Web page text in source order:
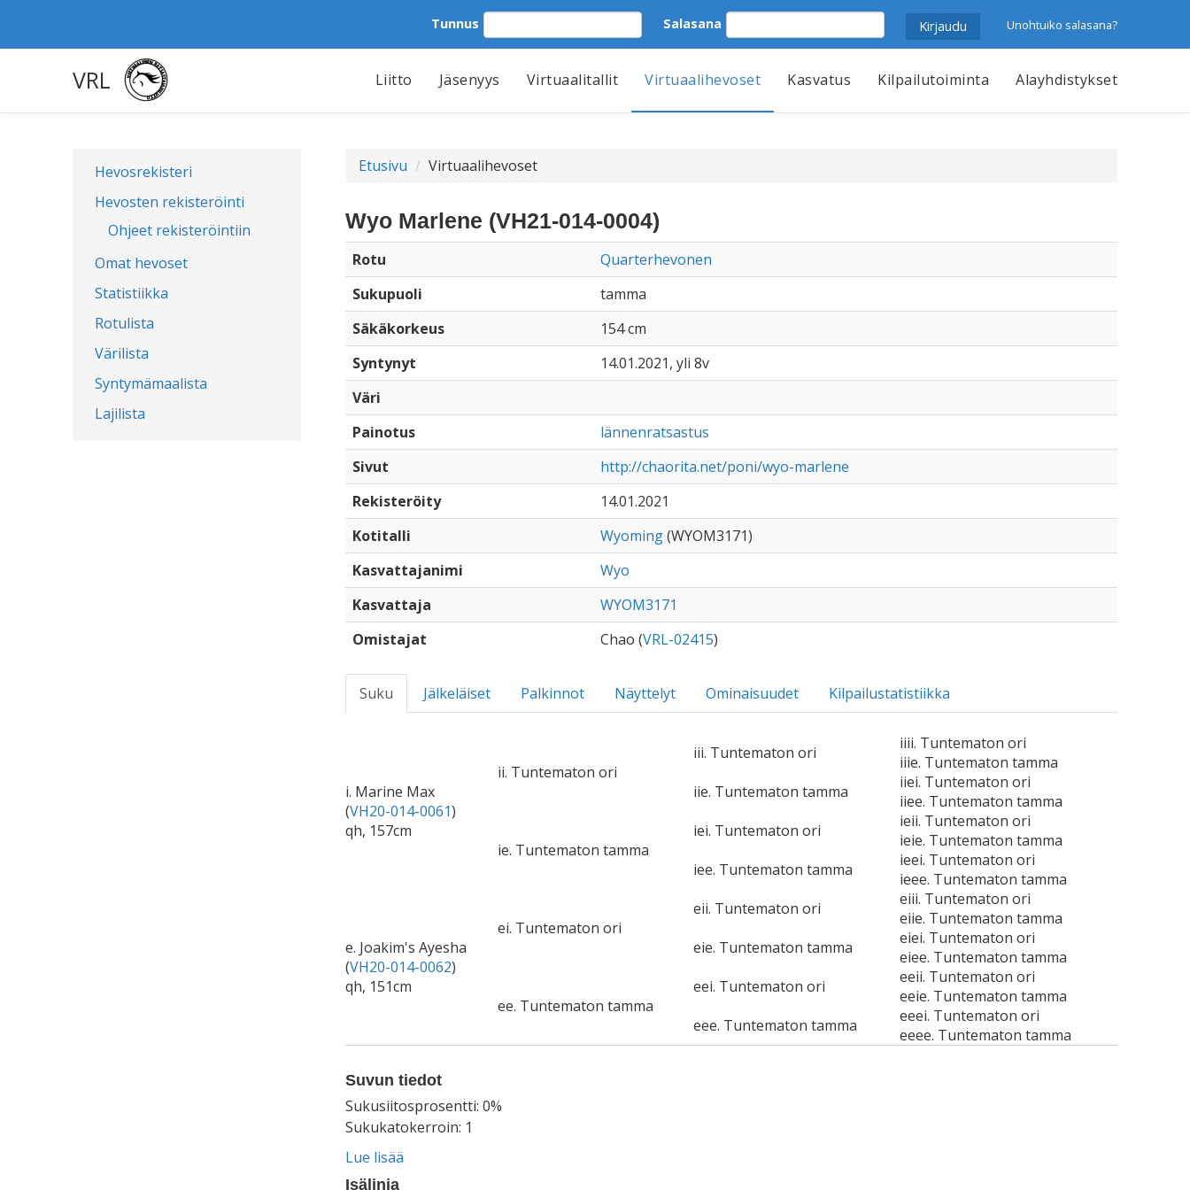
Tunnus Salasana Unohtuiko salasana?
VRL Liitto Jäsenyys Virtuaalitallit Virtuaalihevoset Kasvatus Kilpailutoiminta Alayhdistykset
Hevosrekisteri
Hevosten rekisteröinti
Ohjeet rekisteröintiin
Omat hevoset
Statistiikka
Rotulista
Värilista
Syntymämaalista
Lajilista
Etusivu Virtuaalihevoset
Wyo Marlene (VH21-014-0004)
Rotu
Quarterhevonen
Sukupuoli
tamma
Säkäkorkeus
154 cm
Syntynyt
14.01.2021, yli 8v
Väri
Painotus
lännenratsastus
Sivut
http://chaorita.net/poni/wyo-marlene
Rekisteröity
14.01.2021
Kotitalli
Wyoming(WYOM3171)
Kasvattajanimi
Wyo
Kasvattaja
WYOM3171
Omistajat
Chao (VRL-02415)
Suku Jälkeläiset Palkinnot Näyttelyt Ominaisuudet Kilpailustatistiikka
i. Marine Max
(VH20-014-0061)
qh, 157cm
ii. Tuntematon ori
iii. Tuntematon ori
iiii. Tuntematon ori
iiie. Tuntematon tamma
iie. Tuntematon tamma
iiei. Tuntematon ori
iiee. Tuntematon tamma
ie. Tuntematon tamma
iei. Tuntematon ori
ieii. Tuntematon ori
ieie. Tuntematon tamma
iee. Tuntematon tamma
ieei. Tuntematon ori
ieee. Tuntematon tamma
e. Joakim's Ayesha
(VH20-014-0062)
qh, 151cm
ei. Tuntematon ori
eii. Tuntematon ori
eiii. Tuntematon ori
eiie. Tuntematon tamma
eie. Tuntematon tamma
eiei. Tuntematon ori
eiee. Tuntematon tamma
ee. Tuntematon tamma
eei. Tuntematon ori
eeii. Tuntematon ori
eeie. Tuntematon tamma
eee. Tuntematon tamma
eeei. Tuntematon ori
eeee. Tuntematon tamma
Suvun tiedot
Sukusiitosprosentti: 0%
Sukukatokerroin: 1
Lue lisää
Isälinja